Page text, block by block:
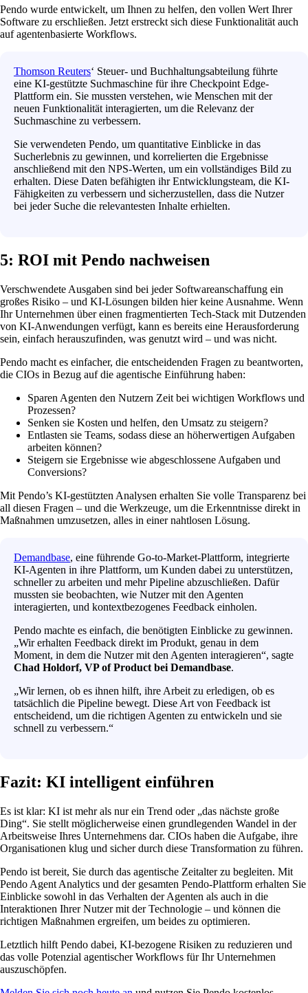
Pendo wurde entwickelt, um Ihnen zu helfen, den vollen Wert Ihrer
Software zu erschließen. Jetzt erstreckt sich diese Funktionalität auch
auf agentenbasierte Workflows.
Thomson Reuters‘ Steuer- und Buchhaltungsabteilung führte
eine KI-gestützte Suchmaschine für ihre Checkpoint Edge-
Plattform ein. Sie mussten verstehen, wie Menschen mit der
neuen Funktionalität interagierten, um die Relevanz der
Suchmaschine zu verbessern.
Sie verwendeten Pendo, um quantitative Einblicke in das
Sucherlebnis zu gewinnen, und korrelierten die Ergebnisse
anschließend mit den NPS-Werten, um ein vollständiges Bild zu
erhalten. Diese Daten befähigten ihr Entwicklungsteam, die KI-
Fähigkeiten zu verbessern und sicherzustellen, dass die Nutzer
bei jeder Suche die relevantesten Inhalte erhielten.
5: ROI mit Pendo nachweisen
Verschwendete Ausgaben sind bei jeder Softwareanschaffung ein
großes Risiko – und KI-Lösungen bilden hier keine Ausnahme. Wenn
Ihr Unternehmen über einen fragmentierten Tech-Stack mit Dutzenden
von KI-Anwendungen verfügt, kann es bereits eine Herausforderung
sein, einfach herauszufinden, was genutzt wird – und was nicht.
Pendo macht es einfacher, die entscheidenden Fragen zu beantworten,
die CIOs in Bezug auf die agentische Einführung haben:
Sparen Agenten den Nutzern Zeit bei wichtigen Workflows und
Prozessen?
Senken sie Kosten und helfen, den Umsatz zu steigern?
Entlasten sie Teams, sodass diese an höherwertigen Aufgaben
arbeiten können?
Steigern sie Ergebnisse wie abgeschlossene Aufgaben und
Conversions?
Mit Pendo’s KI-gestützten Analysen erhalten Sie volle Transparenz bei
all diesen Fragen – und die Werkzeuge, um die Erkenntnisse direkt in
Maßnahmen umzusetzen, alles in einer nahtlosen Lösung.
Demandbase, eine führende Go-to-Market-Plattform, integrierte
KI-Agenten in ihre Plattform, um Kunden dabei zu unterstützen,
schneller zu arbeiten und mehr Pipeline abzuschließen. Dafür
mussten sie beobachten, wie Nutzer mit den Agenten
interagierten, und kontextbezogenes Feedback einholen.
Pendo machte es einfach, die benötigten Einblicke zu gewinnen.
„Wir erhalten Feedback direkt im Produkt, genau in dem
Moment, in dem die Nutzer mit den Agenten interagieren“, sagte
Chad Holdorf, VP of Product bei Demandbase.
„Wir lernen, ob es ihnen hilft, ihre Arbeit zu erledigen, ob es
tatsächlich die Pipeline bewegt. Diese Art von Feedback ist
entscheidend, um die richtigen Agenten zu entwickeln und sie
schnell zu verbessern.“
Fazit: KI intelligent einführen
Es ist klar: KI ist mehr als nur ein Trend oder „das nächste große
Ding“. Sie stellt möglicherweise einen grundlegenden Wandel in der
Arbeitsweise Ihres Unternehmens dar. CIOs haben die Aufgabe, ihre
Organisationen klug und sicher durch diese Transformation zu führen.
Pendo ist bereit, Sie durch das agentische Zeitalter zu begleiten. Mit
Pendo Agent Analytics und der gesamten Pendo-Plattform erhalten Sie
Einblicke sowohl in das Verhalten der Agenten als auch in die
Interaktionen Ihrer Nutzer mit der Technologie – und können die
richtigen Maßnahmen ergreifen, um beides zu optimieren.
Letztlich hilft Pendo dabei, KI-bezogene Risiken zu reduzieren und
das volle Potenzial agentischer Workflows für Ihr Unternehmen
auszuschöpfen.